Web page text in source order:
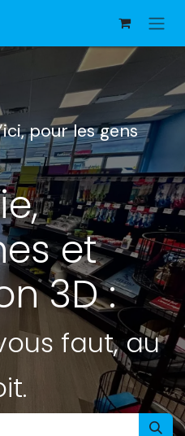
​pour les gens
et
3D :
faut, au